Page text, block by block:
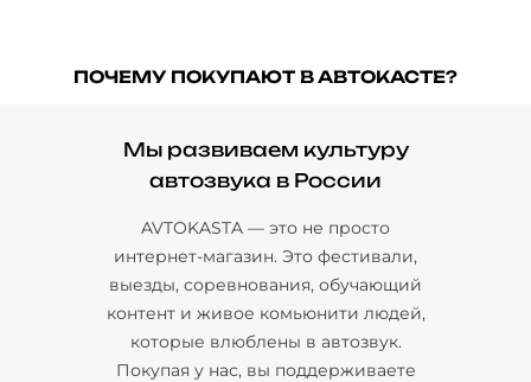
ПОЧЕМУ ПОКУПАЮТ В АВТОКАСТЕ?
Мы развиваем культуру
автозвука в России
AVTOKASTA — это не просто
интернет-магазин. Это фестивали,
выезды, соревнования, обучающий
контент и живое комьюнити людей,
которые влюблены в автозвук.
Покупая у нас, вы поддерживаете